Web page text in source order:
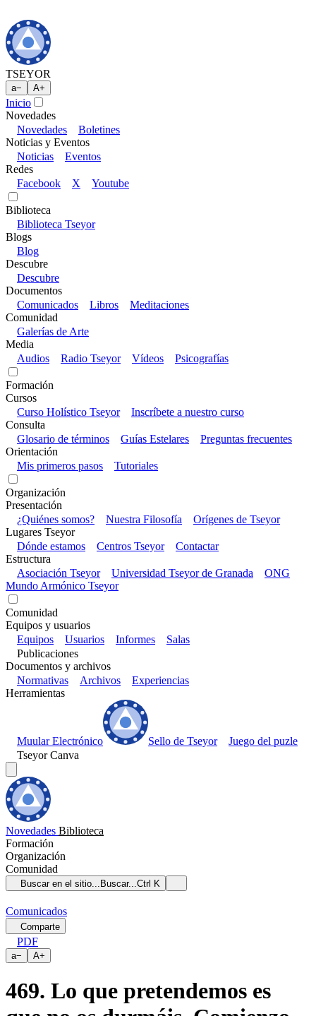
TSEYOR
a− A+
Inicio
Novedades
Novedades
Boletines
Noticias y Eventos
Noticias
Eventos
Redes
Facebook
X Youtube
Biblioteca
Biblioteca Tseyor
Blogs
Blog
Descubre
Descubre
Documentos
Comunicados
Libros
Meditaciones
Comunidad
Galerías de Arte
Media
Audios
Radio Tseyor Vídeos Psicografías
Formación
Cursos
Curso Holístico Tseyor
Inscríbete a nuestro curso
Consulta
Glosario de términos
Guías Estelares
Preguntas frecuentes
Orientación
Mis primeros pasos
Tutoriales
Organización
Presentación
¿Quiénes somos?
Nuestra Filosofía
Orígenes de Tseyor
Lugares Tseyor
Dónde estamos
Centros Tseyor
Contactar
Estructura
Asociación Tseyor
Universidad Tseyor de Granada
ONG
Mundo Armónico Tseyor
Comunidad
Equipos y usuarios
Equipos
Usuarios Informes
Salas
Publicaciones
Documentos y archivos
Normativas
Archivos
Experiencias
Herramientas
Muular Electrónico Sello de Tseyor
Juego del puzle
Tseyor Canva
Novedades Biblioteca
Formación
Organización
Comunidad
Buscar en el sitio... Buscar...Ctrl K
Comunicados
Comparte
PDF
a− A+
469. Lo que pretendemos es